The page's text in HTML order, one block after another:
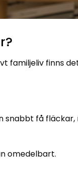
familjeliv finns
snabbt få
omedelbart.